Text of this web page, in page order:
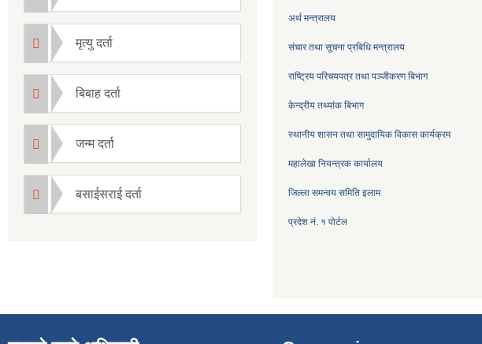
मृत्यु दर्ता
बिबाह दर्ता
जन्म दर्ता
बसाईसराई दर्ता
अर्थ मन्त्रालय
संचार तथा सूचना प्रबिधि मन्त्रालय
राष्ट्रिय परिचयपत्र तथा पञ्जीकरण बिभाग
केन्द्रीय तथ्यांक बिभाग
स्थानीय शासन तथा सामुदायिक विकास कार्यक्रम
महालेखा नियन्त्रक कार्यालय
जिल्ला समन्वय समिति इलाम
प्रदेश नं. १ पोर्टल